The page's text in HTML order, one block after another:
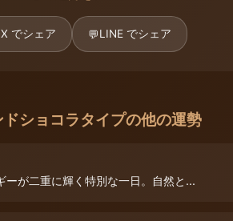
X でシェア 💬LINE でシェア
ドショコラタイプの他の運勢
ーが二重に輝く特別な一日。自然と...